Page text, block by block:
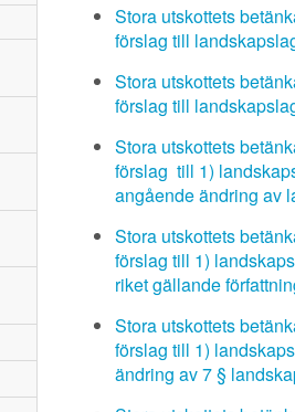
Stora utskottets
förslag till
Stora utskottets
förslag till
Stora utskottets
förslag till 1)
angående ändring av
Stora utskottets
förslag till 1)
riket gällande
Stora utskottets
förslag till 1)
ändring av 7 §